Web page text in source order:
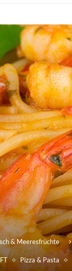
& Meeresfrüchte
Pizza & Pasta